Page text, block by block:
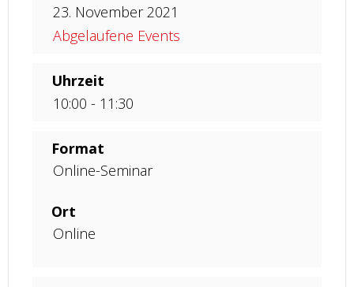
23. November 2021
Abgelaufene Events
Uhrzeit
10:00 - 11:30
Format
Online-Seminar
Ort
Online